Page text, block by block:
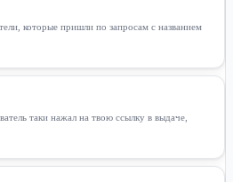
которые пришли по запросам с названием
таки нажал на твою ссылку в выдаче,